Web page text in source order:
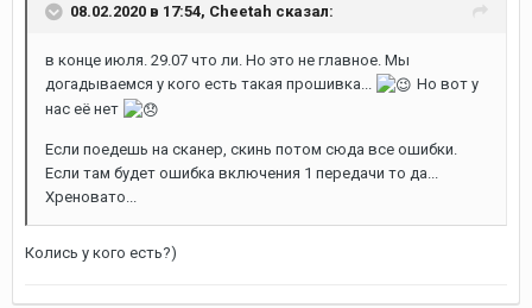
08.02.2020 в 17:54, Cheetah сказал:
в конце июля. 29.07 что ли. Но это не главное. Мы
догадываемся у кого есть такая прошивка...
Но вот у
нас её нет
Если поедешь на сканер, скинь потом сюда все ошибки.
Если там будет ошибка включения 1 передачи то да...
Хреновато...
Колись у кого есть?)